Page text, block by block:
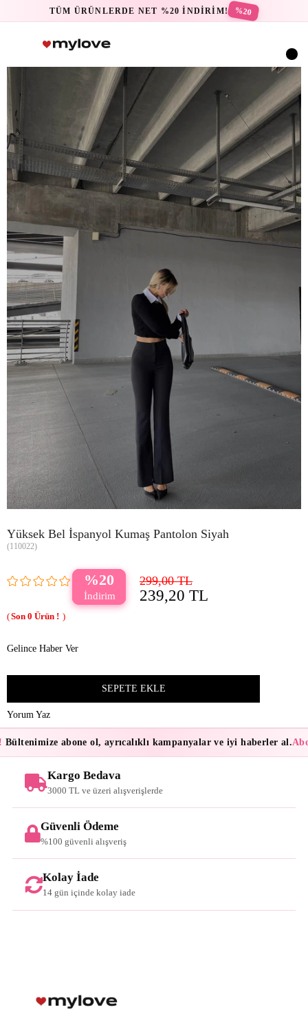
TÜM ÜRÜNLERDE NET %20 İNDİRİM! %20
Yüksek Bel İspanyol Kumaş Pantolon Siyah
(110022)
20 299,00 TL
239,20 TL
0
Gelince Haber Ver
Yorum Yaz
Bültenimize abone ol, ayrıcalıklı kampanyalar ve iyi haberler al.
Kargo Bedava
3000 TL ve üzeri alışverişlerde
Güvenli Ödeme
%100 güvenli alışveriş
Kolay İade
14 gün içinde kolay iade